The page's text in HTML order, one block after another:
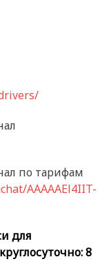
по тарифам
AAAAAEl4IIT-
для
8